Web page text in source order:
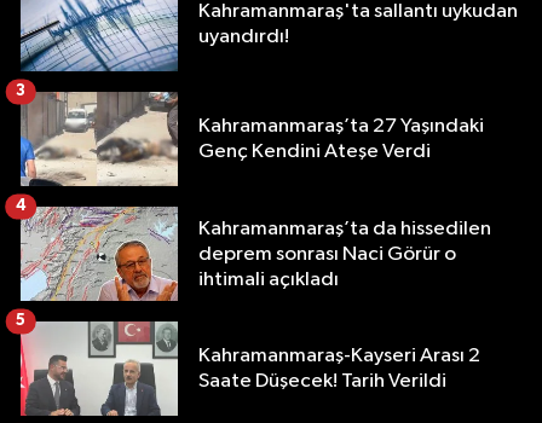
Kahramanmaraş'ta sallantı uykudan
uyandırdı!
Kahramanmaraş’ta 27 Yaşındaki
Genç Kendini Ateşe Verdi
3
Kahramanmaraş’ta da hissedilen
deprem sonrası Naci Görür o
ihtimali açıkladı
4
Kahramanmaraş-Kayseri Arası 2
Saate Düşecek! Tarih Verildi
5